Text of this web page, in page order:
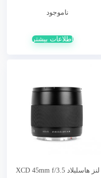
ناموجود
اطلاعات بیشتر
لنز هاسلبلاد XCD 45mm f/3.5